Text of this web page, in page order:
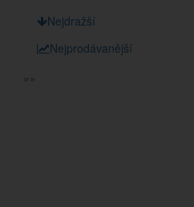
Nejdražší
Nejprodávanější
»»